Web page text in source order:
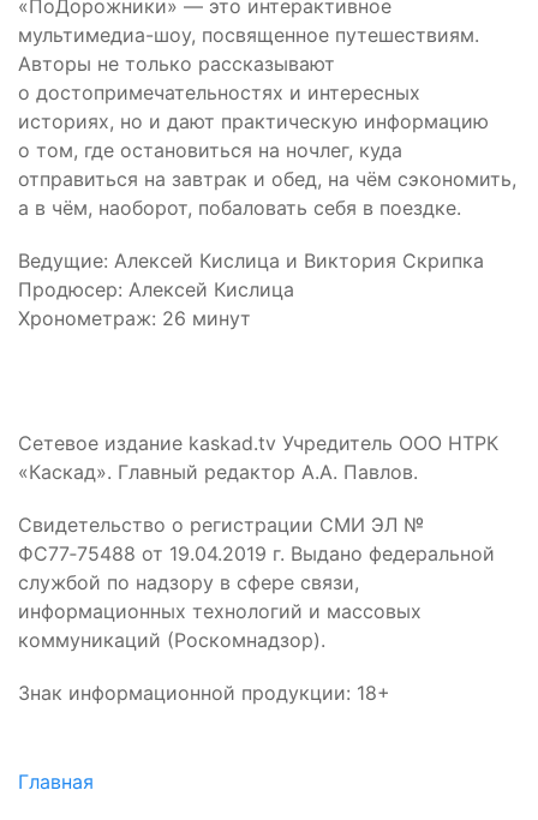
«ПоДорожники» — это интерактивное
мультимедиа-шоу, посвященное путешествиям.
Авторы не только рассказывают
о достопримечательностях и интересных
историях, но и дают практическую информацию
о том, где остановиться на ночлег, куда
отправиться на завтрак и обед, на чём сэкономить,
а в чём, наоборот, побаловать себя в поездке.
Ведущие: Алексей Кислица и Виктория Скрипка
Продюсер: Алексей Кислица
Хронометраж: 26 минут
Сетевое издание kaskad.tv Учредитель ООО НТРК
«Каскад». Главный редактор А.А. Павлов.
Свидетельство о регистрации СМИ ЭЛ №
ФС77‑75488 от 19.04.2019 г. Выдано федеральной
службой по надзору в сфере связи,
информационных технологий и массовых
коммуникаций (Роскомнадзор).
Знак информационной продукции: 18+
Главная